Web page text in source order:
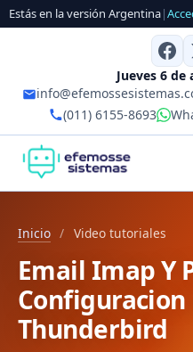
Estás en la versión Argentina|
Jueves 6 de
(011) 6155-8693
Inicio / Video tutoriales
Email Imap Y
Configuracion
Thunderbird